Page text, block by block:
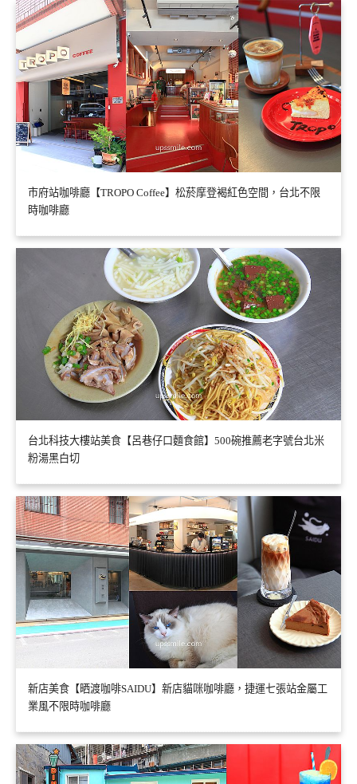
市府站咖啡廳【TROPO Coffee】松菸摩登褐紅色空間，台北不限
時咖啡廳
台北科技大樓站美食【呂巷仔口麵食館】500碗推薦老字號台北米
粉湯黑白切
新店美食【晒渡咖啡SAIDU】新店貓咪咖啡廳，捷運七張站金屬工
業風不限時咖啡廳